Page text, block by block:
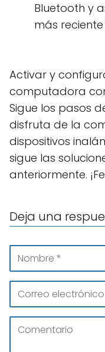
Bluetooth y
más
Activar y
computadora
Sigue los pasos
disfruta de la
dispositivos
sigue las
anteriormente.
Deja una